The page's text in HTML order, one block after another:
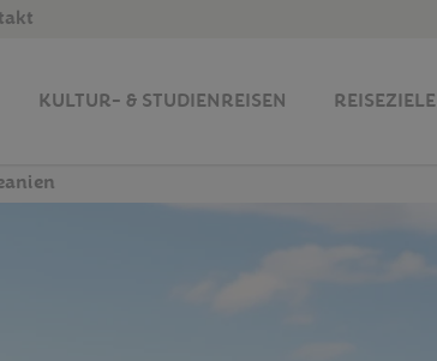
KULTUR- & STUDIENREISEN REISEZIELE